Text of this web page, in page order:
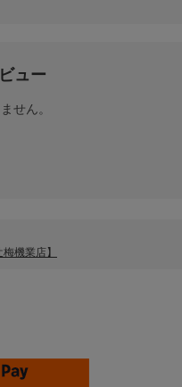
ュー
せん。
機業店】